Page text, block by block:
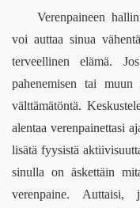
Verenpaineen
voi auttaa sinua
terveellinen elämä.
pahenemisen tai muun
välttämätöntä.
alentaa verenpainettasi
lisätä fyysistä
sinulla on äskettäin
verenpaine.